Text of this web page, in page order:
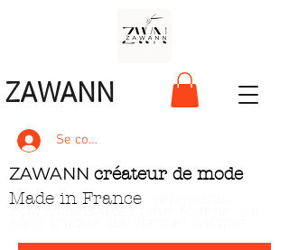
ZAWANN
Se connecter
ZAWANN créateur de mode
Made in France